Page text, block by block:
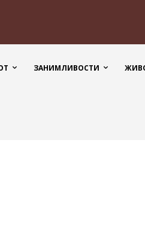
ЗАНИМЛИВОСТИ